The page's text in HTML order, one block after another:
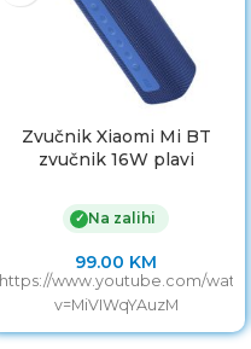
Zvučnik Xiaomi Mi BT
zvučnik 16W plavi
✓ Na zalihi
99.00 KM
https://www.youtube.com/
v=MiVIWqYAuzM